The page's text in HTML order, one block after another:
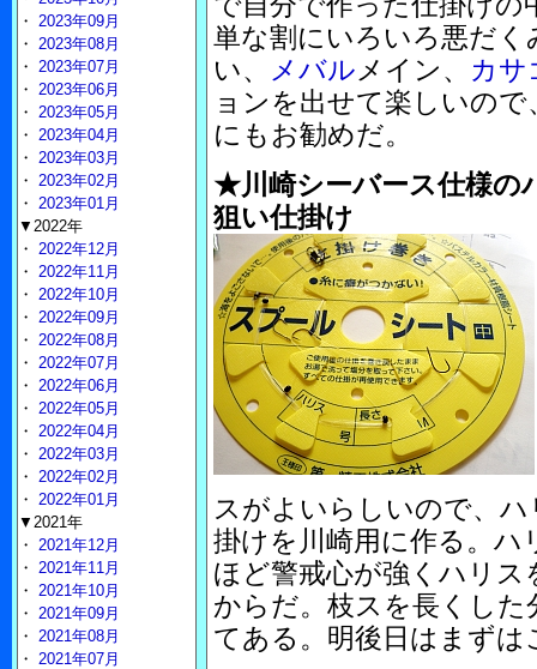
単な割にいろいろ悪だ
い、
メバル メイン、
カサ
ョンを出せて楽しいの
にもお勧めだ。
★川崎シーバース仕様の
狙い仕掛け
スがよいらしいので、
掛けを川崎用に作る。ハ
ほど警戒心が強くハリ
からだ。枝スを長くし
てある。明後日はまず
・ 2023年09月
・ 2023年08月
・ 2023年07月
・ 2023年06月
・ 2023年05月
・ 2023年04月
・ 2023年03月
・ 2023年02月
・ 2023年01月
▼2022年
・ 2022年12月
・ 2022年11月
・ 2022年10月
・ 2022年09月
・ 2022年08月
・ 2022年07月
・ 2022年06月
・ 2022年05月
・ 2022年04月
・ 2022年03月
・ 2022年02月
・ 2022年01月
▼2021年
・ 2021年12月
・ 2021年11月
・ 2021年10月
・ 2021年09月
・ 2021年08月
・ 2021年07月